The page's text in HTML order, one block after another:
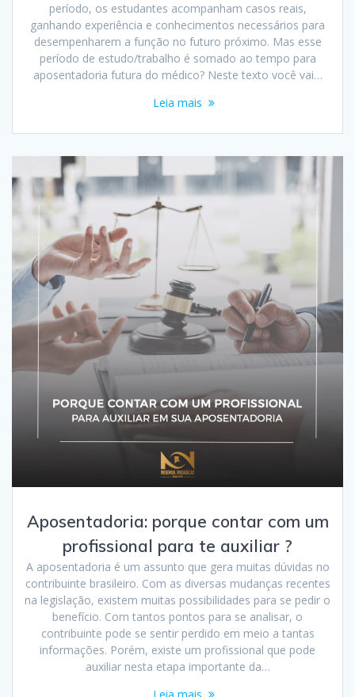
período, os estudantes acompanham casos reais,
ganhando experiência e conhecimentos necessários para
desempenharem a função no futuro próximo. Mas esse
período de estudo/trabalho é somado ao tempo para
aposentadoria futura do médico? Neste texto você vai…
Leia mais
Aposentadoria: porque contar com um
profissional para te auxiliar ?
A aposentadoria é um assunto que gera muitas dúvidas no
contribuinte brasileiro. Com as diversas mudanças recentes
na legislação, existem muitas possibilidades para se pedir o
benefício. Com tantos pontos para se analisar, o
contribuinte pode se sentir perdido em meio a tantas
informações. Porém, existe um profissional que pode
auxiliar nesta etapa importante da…